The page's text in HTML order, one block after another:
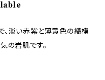
淡い赤紫と薄黄色の縞模
の岩肌です。